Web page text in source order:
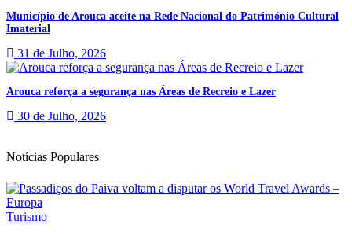
Município de Arouca aceite na Rede Nacional do Património Cultural
Imaterial
31 de Julho, 2026
Arouca reforça a segurança nas Áreas de Recreio e Lazer
30 de Julho, 2026
Notícias Populares
Turismo